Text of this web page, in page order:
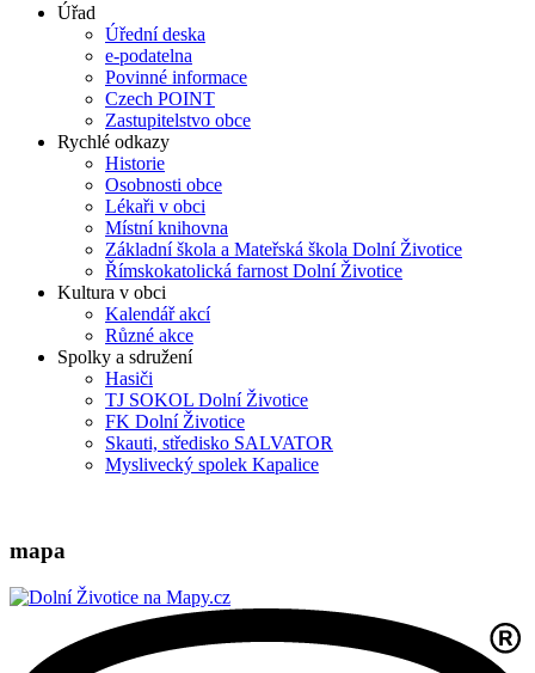
Úřad
Úřední deska
e-podatelna
Povinné informace
Czech POINT
Zastupitelstvo obce
Rychlé odkazy
Historie
Osobnosti obce
Lékaři v obci
Místní knihovna
Základní škola a Mateřská škola Dolní Životice
Římskokatolická farnost Dolní Životice
Kultura v obci
Kalendář akcí
Různé akce
Spolky a sdružení
Hasiči
TJ SOKOL Dolní Životice
FK Dolní Životice
Skauti, středisko SALVATOR
Myslivecký spolek Kapalice
mapa